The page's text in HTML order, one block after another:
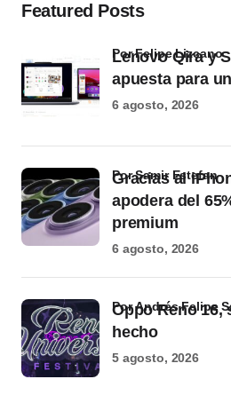
Featured Posts
Lenovo Qira y
apuesta para
por Felipe Lizcano
6 agosto, 2026
Gracias al
apodera del
premium
por Samir Estefan
6 agosto, 2026
Oppo Reno 16,
hecho
por Andrés Felipe
5 agosto, 2026